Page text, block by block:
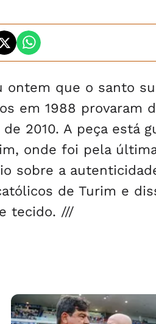
ontem que o santo
em 1988 provaram
2010. A peça está
onde foi pela
sobre a
de Turim e
tecido. ///